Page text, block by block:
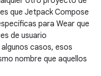
que Jetpack Compose
para Wear que
de usuario
casos, esos
nombre que aquellos